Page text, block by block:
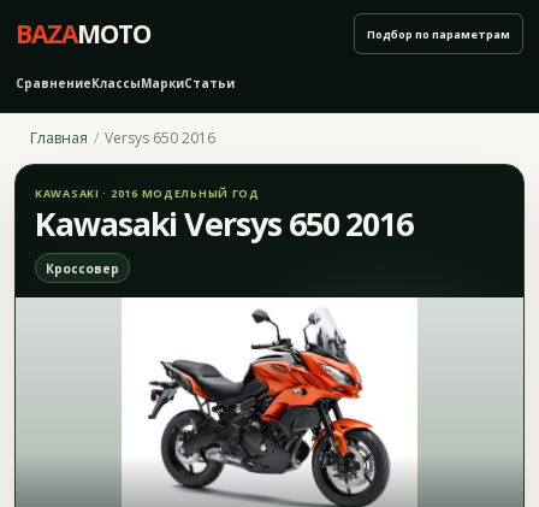
BAZAMOTO
СравнениеКлассыМаркиСтатьи
Подбор по параметрам
Главная Versys 650 2016
KAWASAKI · 2016 МОДЕЛЬНЫЙ ГОД
Kawasaki Versys 650 2016
Кроссовер